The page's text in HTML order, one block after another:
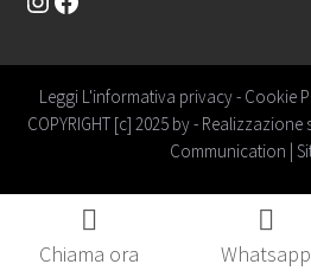
Leggi L'informativa privacy- Cookie
COPYRIGHT [c] 2025 by - Realizzazione
Communication |
Chiama ora Whatsapp